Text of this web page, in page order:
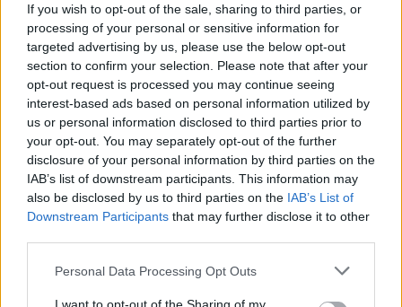
If you wish to opt-out of the sale, sharing to third parties, or
processing of your personal or sensitive information for
targeted advertising by us, please use the below opt-out
section to confirm your selection. Please note that after your
opt-out request is processed you may continue seeing
interest-based ads based on personal information utilized by
us or personal information disclosed to third parties prior to
your opt-out. You may separately opt-out of the further
disclosure of your personal information by third parties on the
IAB’s list of downstream participants. This information may
also be disclosed by us to third parties on the IAB’s List of
Downstream Participants that may further disclose it to other
Personal Data Processing Opt Outs
15:05
Με τη MINOAN LINES, το ταξίδι έχει γεύση — και τιμές
που εκπλήσσουν
14:59
Ρωσία: Ο Πούτιν εγκρίνει πώληση 30% στο αεροδρόμιο
της Μόσχας
14:50
ΕΛΜΕΠΑ: Και σε ηλεκτρονική έκδοση τα πρακτικά του
συνεδρίου για τη Ρένα Κυριακού
Ομάδα μεταναστών εντοπίστηκαν στον Άγιο Ιωάννη, στα